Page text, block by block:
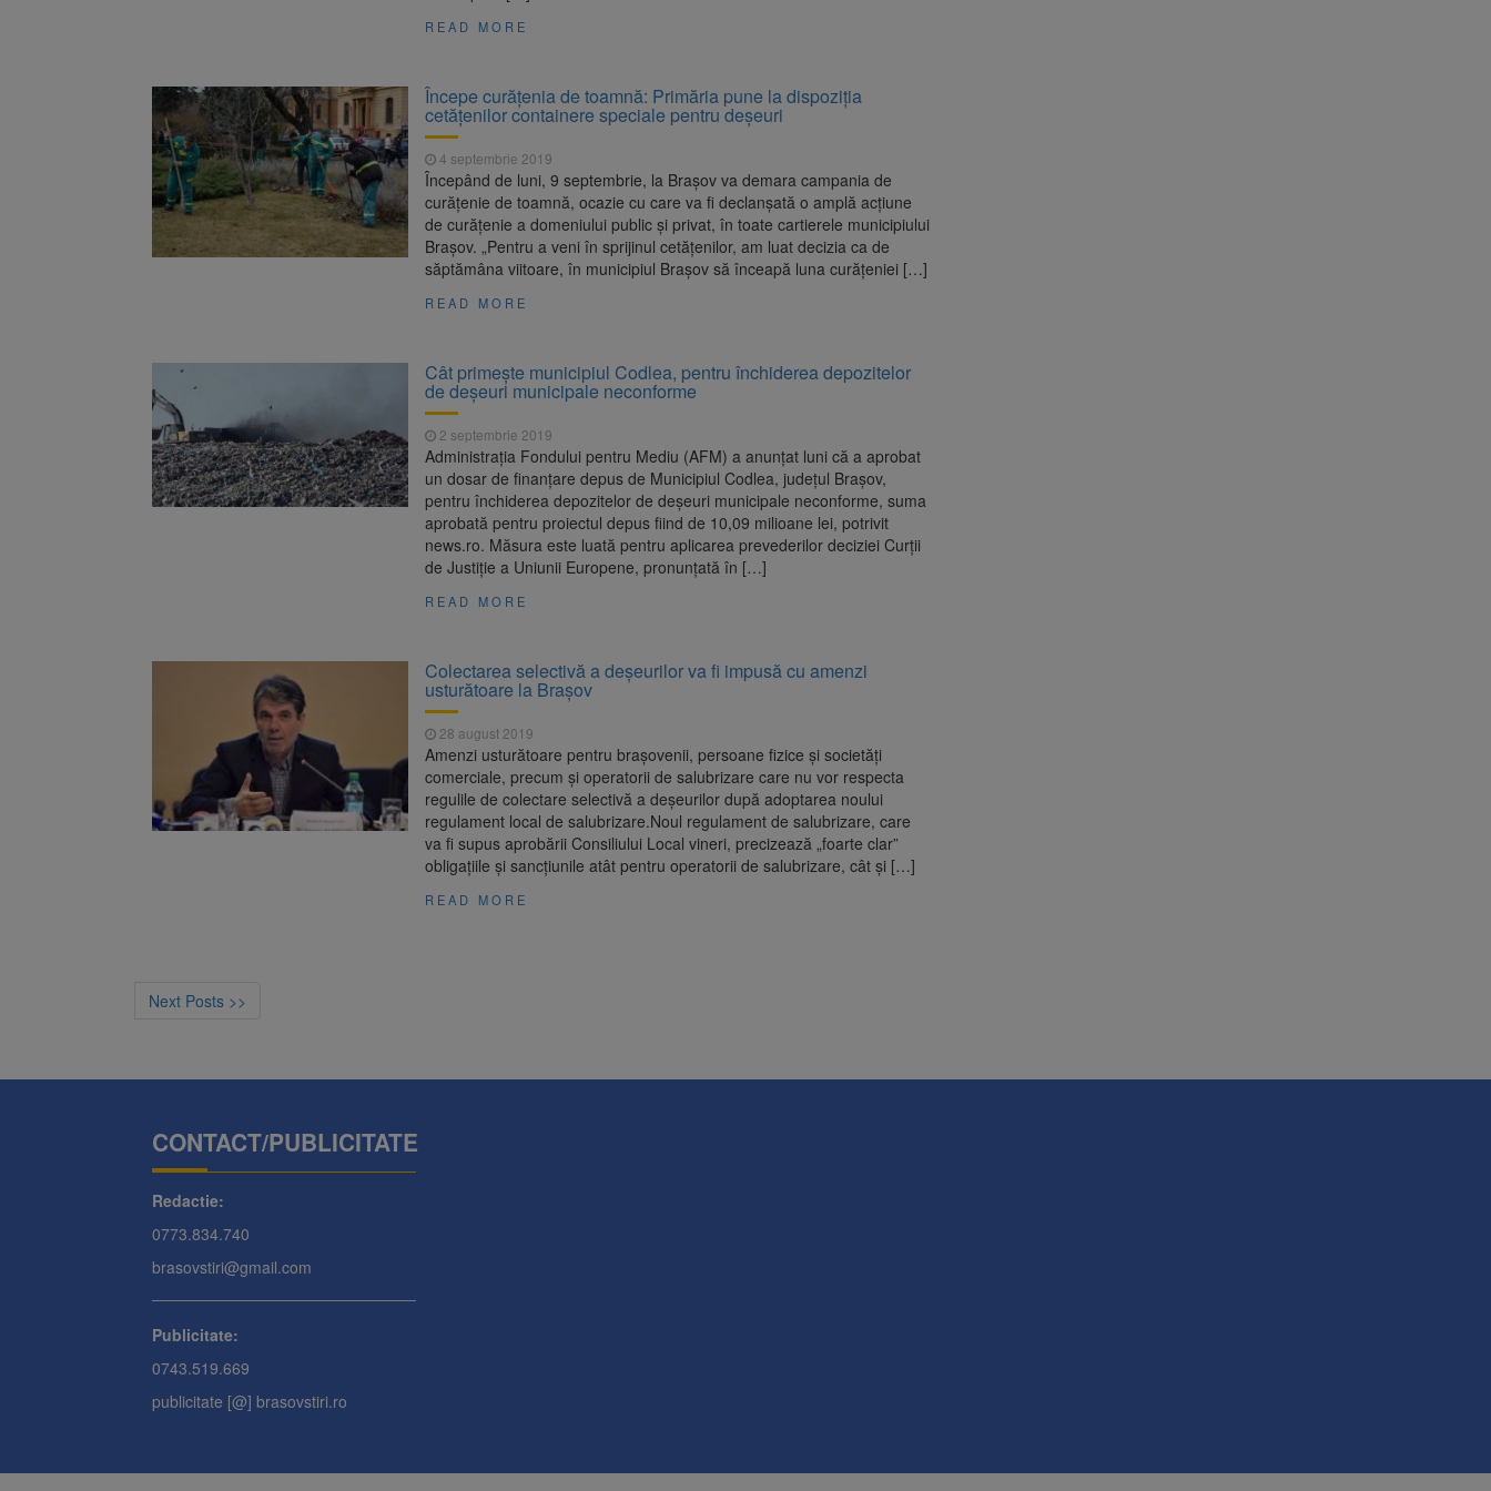
READ MORE
Începe curățenia de toamnă: Primăria pune la dispoziția
cetățenilor containere speciale pentru deșeuri
4 septembrie 2019
Începând de luni, 9 septembrie, la Braşov va demara campania de
curăţenie de toamnă, ocazie cu care va fi declanşată o amplă acţiune
de curăţenie a domeniului public şi privat, în toate cartierele municipiului
Braşov. „Pentru a veni în sprijinul cetățenilor, am luat decizia ca de
săptămâna viitoare, în municipiul Braşov să înceapă luna curăţeniei […]
READ MORE
Cât primește municipiul Codlea, pentru închiderea depozitelor
de deşeuri municipale neconforme
2 septembrie 2019
Administraţia Fondului pentru Mediu (AFM) a anunţat luni că a aprobat
un dosar de finanţare depus de Municipiul Codlea, judeţul Braşov,
pentru închiderea depozitelor de deşeuri municipale neconforme, suma
aprobată pentru proiectul depus fiind de 10,09 milioane lei, potrivit
news.ro. Măsura este luată pentru aplicarea prevederilor deciziei Curţii
de Justiţie a Uniunii Europene, pronunţată în […]
READ MORE
Colectarea selectivă a deșeurilor va fi impusă cu amenzi
usturătoare la Brașov
28 august 2019
Amenzi usturătoare pentru braşovenii, persoane fizice şi societăţi
comerciale, precum şi operatorii de salubrizare care nu vor respecta
regulile de colectare selectivă a deşeurilor după adoptarea noului
regulament local de salubrizare.Noul regulament de salubrizare, care
va fi supus aprobării Consiliului Local vineri, precizează „foarte clar”
obligaţiile şi sancţiunile atât pentru operatorii de salubrizare, cât şi […]
READ MORE
Next Posts >>
CONTACT/PUBLICITATE
Redactie:
0773.834.740
brasovstiri@gmail.com
Publicitate:
0743.519.669
publicitate [@] brasovstiri.ro